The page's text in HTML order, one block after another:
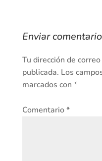
Enviar comentario
Tu dirección de
publicada. Los
marcados con *
Comentario*